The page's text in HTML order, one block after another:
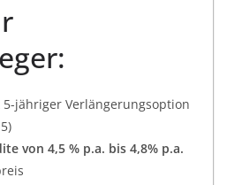
5-jähriger Verlängerungsoption
von 4,5 % p.a. bis 4,8% p.a.